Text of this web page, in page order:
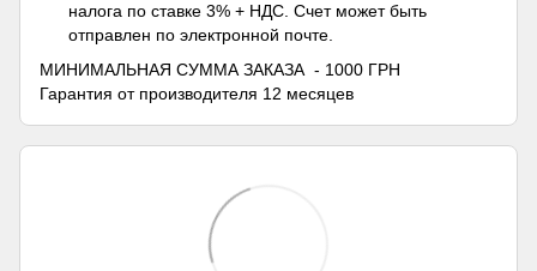
налога по ставке 3% + НДС. Счет может быть
отправлен по электронной почте.
МИНИМАЛЬНАЯ СУММА ЗАКАЗА - 1000 ГРН
Гарантия от производителя 12 месяцев